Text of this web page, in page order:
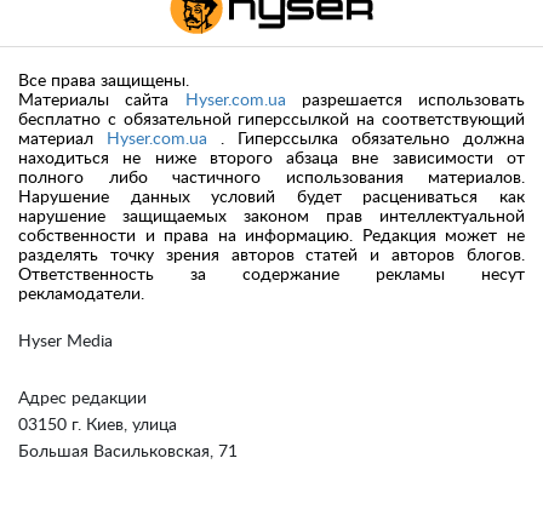
Hyser Media
Адрес редакции
03150 г. Киев, улица
Большая Васильковская, 71
Все права защищены.
Материалы сайта
Hyser.com.ua разрешается использовать
бесплатно с обязательной гиперссылкой на соответствующий
материал
Hyser.com.ua . Гиперссылка обязательно должна
находиться не ниже второго абзаца вне зависимости от
полного либо частичного использования материалов.
Нарушение данных условий будет расцениваться как
нарушение защищаемых законом прав интеллектуальной
собственности и права на информацию. Редакция может не
разделять точку зрения авторов статей и авторов блогов.
Ответственность за содержание рекламы несут
рекламодатели.